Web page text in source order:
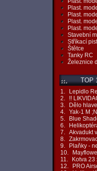
Plast.
Plast.
Plast.
Plast.
Stavební
Stříkací
Štětce
Tanky RC
Železnice
TOP
1.
Lepidlo
2.
!!
3.
Dělo
4. Yak-1 M
5.
Blue
6.
7. Akvadukt
8.
9.
Plaňky -
10.
11.
Kotva 23
12.
PRO